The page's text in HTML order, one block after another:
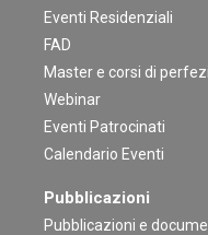
Eventi Residenziali
FAD
Master e corsi di
Webinar
Eventi Patrocinati
Calendario Eventi
Pubblicazioni
Pubblicazioni e